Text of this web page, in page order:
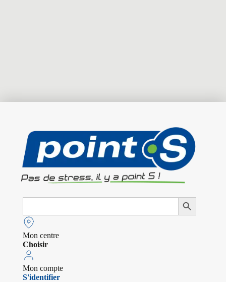
Search
Search Button
Mon centre
Choisir
Mon compte
S'identifier